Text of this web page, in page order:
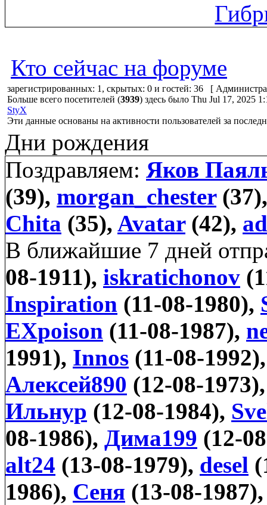
Кто сейчас на форуме
зарегистрированных: 1, скрытых: 0 и гостей: 36 [
Больше всего посетителей (3939) здесь было Thu Jul 17, 2025
StyX
Эти данные основаны на активности пользователей за
Дни рождения
Поздравляем: Яков
(39), morgan_chester
Chita (35), Avatar(42),
В ближайшие 7 дней
08-1911), iskratichonov
Inspiration (11-08-1980),
EXpoison (11-08-1987),
1991), Innos (11-08-
Алексей890 (12-08-
Ильнур (12-08-1984),
08-1986), Дима199 (12-
alt24 (13-08-1979), desel
1986), Сеня (13-08-